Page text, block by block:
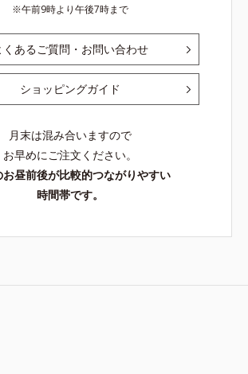
午前9時より午後7時まで
くあるご質問・お問い合わせ
ショッピングガイド
月末は混み合いますので
お早めにご注文ください。
お昼前後が比較的つながりやすい
時間帯です。